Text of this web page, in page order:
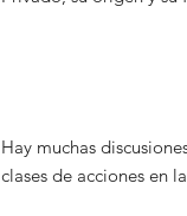
Hay muchas
clases de acciones en